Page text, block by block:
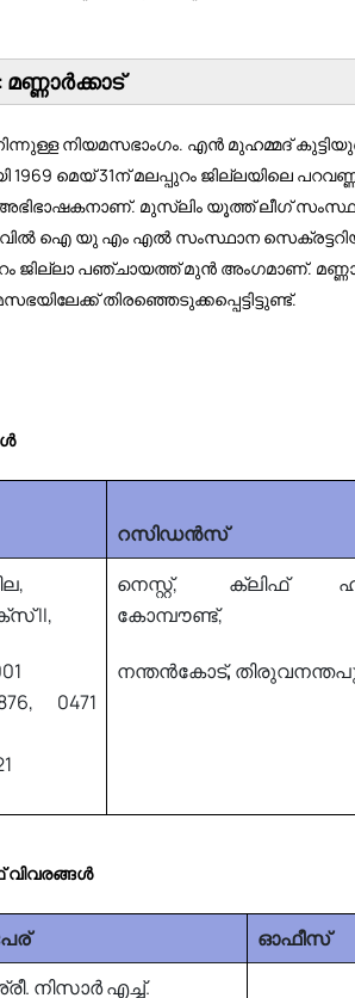
നിയമസഭാംഗം. എൻ മുഹമ്മദ്
1969 മെയ് 31ന് മലപ്പുറം ജില്ലയിലെ
മുസ്ലിം യൂത്ത് ലീഗ്
ഐ യു എം എൽ സംസ്ഥാന
ജില്ലാ പഞ്ചായത്ത് മുൻ അംഗമാണ്.
തിരഞ്ഞെടുക്കപ്പെട്ടിട്ടുണ്ട്.
റസിഡൻസ്
II,
0471
നെസ്റ്റ്, ക്ലിഫ്
കോമ്പൗണ്ട്,
നന്തൻകോട്,
വിവരങ്ങൾ
ഓഫീസ്
നിസാർ എച്ച്.